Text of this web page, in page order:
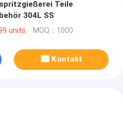
Teile
304L SS
units MOQ：1000
Kontakt